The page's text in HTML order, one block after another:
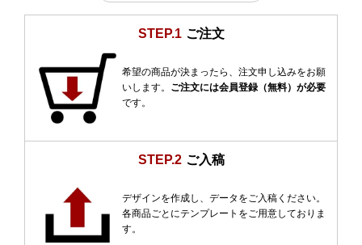
STEP.1 ご注文
希望の商品が決まったら、注文申し込みをお願
いします。 ご注文には会員登録（無料）が必要
です。
STEP.2 ご入稿
デザインを作成し、データをご入稿ください。
各商品ごとにテンプレートをご用意しておりま
す。